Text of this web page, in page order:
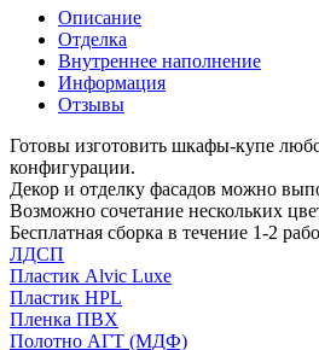
Описание
Отделка
Внутреннее наполнение
Информация
Отзывы
Готовы изготовить шкафы-купе
конфигурации.
Декор и отделку фасадов можно
Возможно сочетание нескольких
Бесплатная сборка в течение 1-2
ЛДСП
Пластик Alvic Luxe
Пластик HPL
Пленка ПВХ
Полотно АГТ (МДФ)